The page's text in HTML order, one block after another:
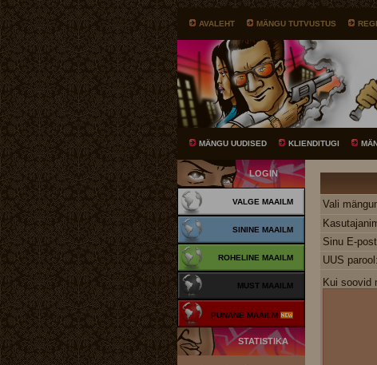
AVALEHT MÄNGU TUTVUSTUS
MÄNGU UUDISED KLIENDITUGI
LOGIN
VALGE MAAILM
SININE MAAILM
ROHELINE MAAILM
MUST MAAILM
PUNANE MAAILM
STATISTIKA
Vali
Sinu E-
UUS parool:
Kui soovid